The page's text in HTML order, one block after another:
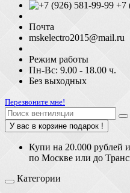
+7
Почта
mskelectro2015@mail.ru
Режим работы
Пн-Вс: 9.00 - 18.00 ч.
Без выходных
Перезвоните мне!
У вас в корзине подарок !
Купи на 20.000 рублей
по Москве или до
Категории